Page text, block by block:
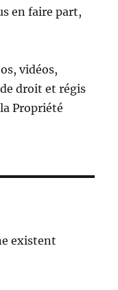
en faire part,
vidéos,
droit et régis
Propriété
existent